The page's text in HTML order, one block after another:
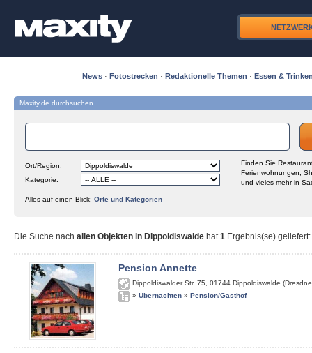
News · Fotostrecken · Redaktionelle Themen · Essen &
Maxity.de durchsuchen
Ort/Region:
Kategorie:
Finden Sie
Ferienwohnungen,
und vieles mehr in
Alles auf einen Blick: Orte und Kategorien
Die Suche nach allen Objekten in Dippoldiswalde hat1 Ergebnis(se) geliefert:
Pension Annette
Dippoldiswalder Str. 75 01744 Dippoldiswalde
» Übernachten » Pension/Gasthof